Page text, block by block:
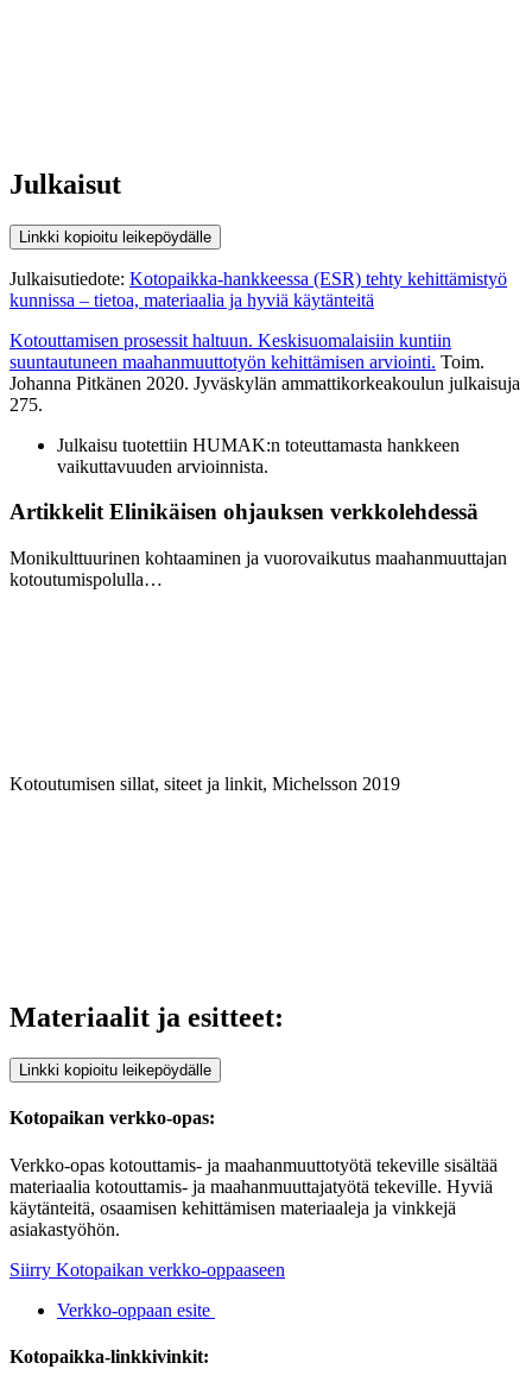
Julkaisut
Linkki kopioitu leikepöydälle
Julkaisutiedote: Kotopaikka-hankkeessa (ESR) tehty kehittämistyö
kunnissa – tietoa, materiaalia ja hyviä käytänteitä
Kotouttamisen prosessit haltuun. Keskisuomalaisiin kuntiin
suuntautuneen maahanmuuttotyön kehittämisen arviointi. Toim.
Johanna Pitkänen 2020. Jyväskylän ammattikorkeakoulun julkaisuja
275.
Julkaisu tuotettiin HUMAK:n toteuttamasta hankkeen
vaikuttavuuden arvioinnista.
Artikkelit Elinikäisen ohjauksen verkkolehdessä
Monikulttuurinen kohtaaminen ja vuorovaikutus maahanmuuttajan
kotoutumispolulla…
Kotoutumisen sillat, siteet ja linkit, Michelsson 2019
Materiaalit ja esitteet:
Linkki kopioitu leikepöydälle
Kotopaikan verkko-opas:
Verkko-opas kotouttamis- ja maahanmuuttotyötä tekeville sisältää
materiaalia kotouttamis- ja maahanmuuttajatyötä tekeville. Hyviä
käytänteitä, osaamisen kehittämisen materiaaleja ja vinkkejä
asiakastyöhön.
Siirry Kotopaikan verkko-oppaaseen
Verkko-oppaan esite
Kotopaikka-linkkivinkit: